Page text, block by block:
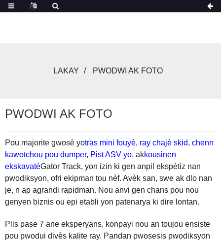
LAKAY PWODWI AK FOTO
PWODWI AK FOTO
Pou majorite gwosè yotras mini fouyè, ray chajè skid, chenn
kawotchou pou dumper, Pist ASV yo, akkousinen
ekskavatèGator Track, yon izin ki gen anpil ekspètiz nan
pwodiksyon, ofri ekipman tou nèf. Avèk san, swe ak dlo nan
je, n ap agrandi rapidman. Nou anvi gen chans pou nou
genyen biznis ou epi etabli yon patenarya ki dire lontan.
Plis pase 7 ane eksperyans, konpayi nou an toujou ensiste
pou pwodui divès kalite ray. Pandan pwosesis pwodiksyon